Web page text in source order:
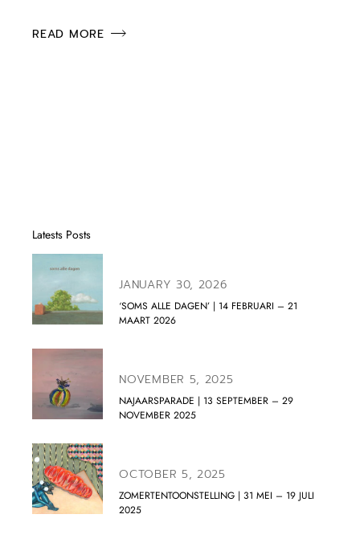
READ MORE
Latests Posts
JANUARY 30, 2026
‘SOMS ALLE DAGEN’ | 14 FEBRUARI – 21
MAART 2026
NOVEMBER 5, 2025
NAJAARSPARADE | 13 SEPTEMBER – 29
NOVEMBER 2025
OCTOBER 5, 2025
ZOMERTENTOONSTELLING | 31 MEI – 19 JULI
2025